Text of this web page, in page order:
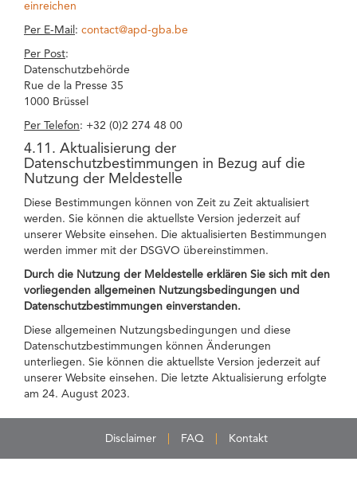
einreichen
Per E-Mail : contact@apd-gba.be
Per Post:
Datenschutzbehörde
Rue de la Presse 35
1000 Brüssel
Per Telefon: +32 (0)2 274 48 00
4.11. Aktualisierung der
Datenschutzbestimmungen in Bezug auf die
Nutzung der Meldestelle
Diese Bestimmungen können von Zeit zu Zeit aktualisiert
werden. Sie können die aktuellste Version jederzeit auf
unserer Website einsehen. Die aktualisierten Bestimmungen
werden immer mit der DSGVO übereinstimmen.
Durch die Nutzung der Meldestelle erklären Sie sich mit den
vorliegenden allgemeinen Nutzungsbedingungen und
Datenschutzbestimmungen einverstanden.
Diese allgemeinen Nutzungsbedingungen und diese
Datenschutzbestimmungen können Änderungen
unterliegen. Sie können die aktuellste Version jederzeit auf
unserer Website einsehen. Die letzte Aktualisierung erfolgte
am 24. August 2023.
Disclaimer FAQ Kontakt